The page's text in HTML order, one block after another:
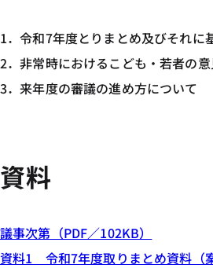
1．令和7年度とりまとめ及びそれ
2．非常時におけるこども・若者の
3．来年度の審議の進め方について
資料
議事次第（PDF／102KB）
資料1 令和7年度取りまとめ資料（